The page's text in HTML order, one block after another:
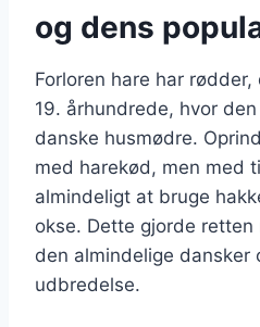
og dens
Forloren hare har
19. århundrede, hvor
danske husmødre.
med harekød, men med
almindeligt at bruge
okse. Dette gjorde
den almindelige dansker
udbredelse.